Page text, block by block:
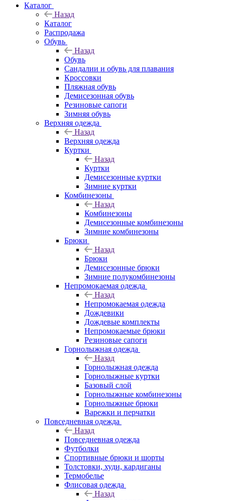
Каталог
Назад
Каталог
Распродажа
Обувь
Назад
Обувь
Сандалии и обувь для плавания
Кроссовки
Пляжная обувь
Демисезонная обувь
Резиновые сапоги
Зимняя обувь
Верхняя одежда
Назад
Верхняя одежда
Куртки
Назад
Куртки
Демисезонные куртки
Зимние куртки
Комбинезоны
Назад
Комбинезоны
Демисезонные комбинезоны
Зимние комбинезоны
Брюки
Назад
Брюки
Демисезонные брюки
Зимние полукомбинезоны
Непромокаемая одежда
Назад
Непромокаемая одежда
Дождевики
Дождевые комплекты
Непромокаемые брюки
Резиновые сапоги
Горнолыжная одежда
Назад
Горнолыжная одежда
Горнолыжные куртки
Базовый слой
Горнолыжные комбинезоны
Горнолыжные брюки
Варежки и перчатки
Повседневная одежда
Назад
Повседневная одежда
Футболки
Спортивные брюки и шорты
Толстовки, худи, кардиганы
Термобелье
Флисовая одежда
Назад